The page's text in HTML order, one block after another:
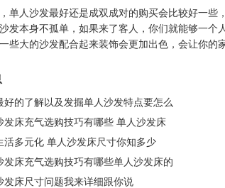
单人沙发最好还是成双成对的购买会比较好一些
发本身不孤单，如果来了客人，你们就能够一个
些大的沙发配合起来装饰会更加出色，会让你的
好的了解以及发掘单人沙发特点要怎么
发床充气选购技巧有哪些 单人沙发床
活多元化 单人沙发床尺寸你知多少
发床充气选购技巧有哪些单人沙发床的
发床尺寸问题我来详细跟你说